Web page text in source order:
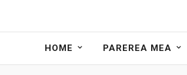
HOME PAREREA MEA